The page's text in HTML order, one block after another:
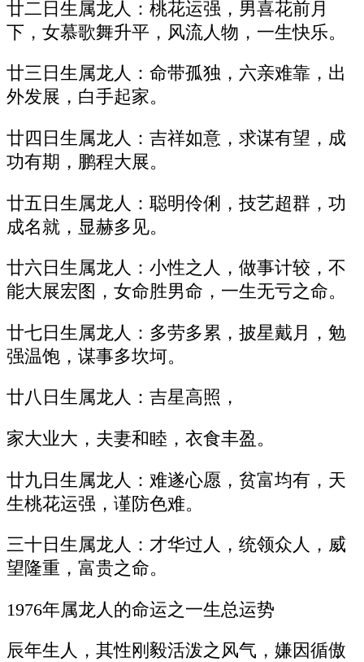
廿二日生属龙人：桃花运强，男喜花前月
下，女慕歌舞升平，风流人物，一生快乐。
廿三日生属龙人：命带孤独，六亲难靠，出
外发展，白手起家。
廿四日生属龙人：吉祥如意，求谋有望，成
功有期，鹏程大展。
廿五日生属龙人：聪明伶俐，技艺超群，功
成名就，显赫多见。
廿六日生属龙人：小性之人，做事计较，不
能大展宏图，女命胜男命，一生无亏之命。
廿七日生属龙人：多劳多累，披星戴月，勉
强温饱，谋事多坎坷。
廿八日生属龙人：吉星高照，
家大业大，夫妻和睦，衣食丰盈。
廿九日生属龙人：难遂心愿，贫富均有，天
生桃花运强，谨防色难。
三十日生属龙人：才华过人，统领众人，威
望隆重，富贵之命。
1976年属龙人的命运之一生总运势
辰年生人，其性刚毅活泼之风气，嫌因循傲